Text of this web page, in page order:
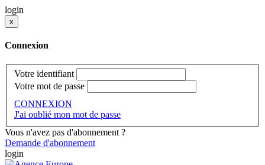
login
x
Connexion
Votre identifiant
Votre mot de passe
CONNEXION
J'ai oublié mon mot de passe
Vous n'avez pas d'abonnement ?
Demande d'abonnement
login